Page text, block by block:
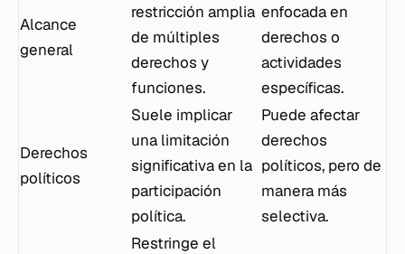
Alcance
general
restricción amplia
de múltiples
derechos y
funciones.
enfocada en
derechos o
actividades
específicas.
Derechos
políticos
Suele implicar
una limitación
significativa en la
participación
política.
Puede afectar
derechos
políticos, pero de
manera más
selectiva.
Restringe el